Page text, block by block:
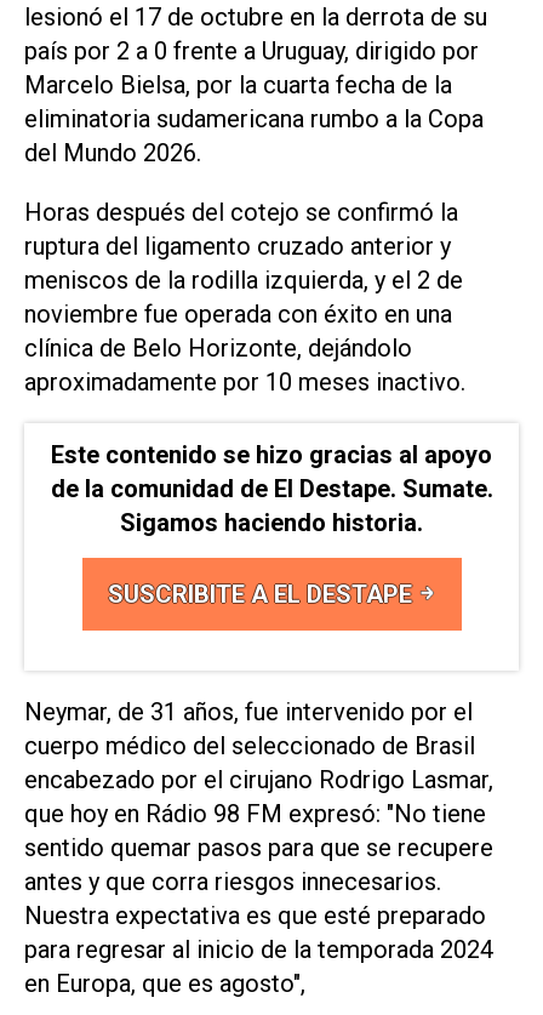
lesionó el 17 de octubre en la derrota de su
país por 2 a 0 frente a Uruguay, dirigido por
Marcelo Bielsa, por la cuarta fecha de la
eliminatoria sudamericana rumbo a la Copa
del Mundo 2026.
Horas después del cotejo se confirmó la
ruptura del ligamento cruzado anterior y
meniscos de la rodilla izquierda, y el 2 de
noviembre fue operada con éxito en una
clínica de Belo Horizonte, dejándolo
aproximadamente por 10 meses inactivo.
Este contenido se hizo gracias al apoyo
de la comunidad de El Destape. Sumate.
Sigamos haciendo historia.
SUSCRIBITE A EL DESTAPE
Neymar, de 31 años, fue intervenido por el
cuerpo médico del seleccionado de Brasil
encabezado por el cirujano Rodrigo Lasmar,
que hoy en Rádio 98 FM expresó: "No tiene
sentido quemar pasos para que se recupere
antes y que corra riesgos innecesarios.
Nuestra expectativa es que esté preparado
para regresar al inicio de la temporada 2024
en Europa, que es agosto",